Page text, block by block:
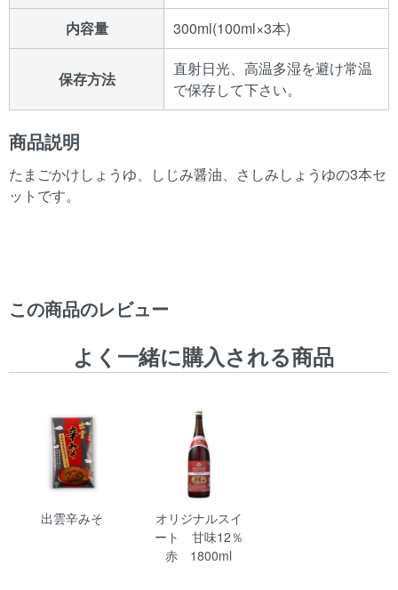
内容量
300ml(100ml×3本)
保存方法
直射日光、高温多湿を避け常温
で保存して下さい。
商品説明
たまごかけしょうゆ、しじみ醤油、さしみしょうゆの3本セ
ットです。
この商品のレビュー
よく一緒に購入される商品
出雲辛みそ
オリジナルスイ
ート 甘味12％
赤 1800ml